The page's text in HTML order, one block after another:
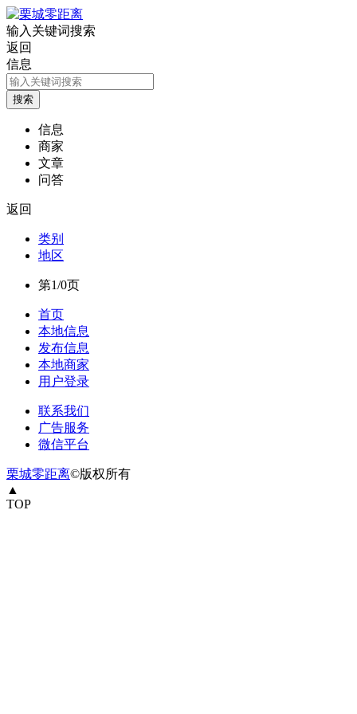
输入关键词搜索
返回
信息
信息
商家
文章
问答
返回
类别
地区
第1/0页
首页
本地信息
发布信息
本地商家
用户登录
联系我们
广告服务
微信平台
栗城零距离©版权所有
▲
TOP